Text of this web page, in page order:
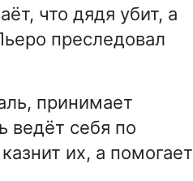
что дядя убит, а
преследовал
принимает
ведёт себя по
их, а помогает